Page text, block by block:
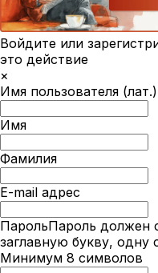
Войдите или
это действие
×
Имя пользователя (лат.)
Имя
Фамилия
E-mail адрес
ПарольПароль должен
заглавную букву,
Минимум 8 символов